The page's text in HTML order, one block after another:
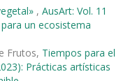
, AusArt: Vol. 11
un ecosistema
Frutos, Tiempos para el
Prácticas artísticas